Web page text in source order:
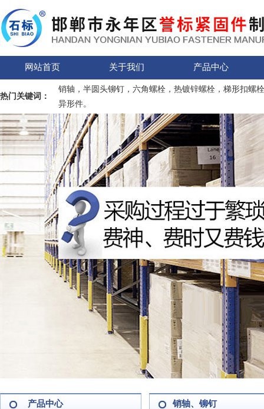
网站首页 关于我们 产品中心
热门关键词：
销轴，半圆头铆钉，六角螺栓，热镀锌螺栓，梯形扣螺
异形件。
产品中心 销轴、铆钉